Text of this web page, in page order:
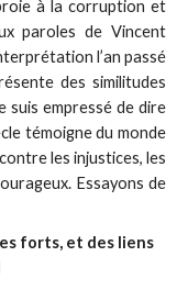
à la corruption et
paroles de Vincent
l’an passé
des similitudes
suis empressé de dire
témoigne du monde
les injustices, les
Essayons de
forts, et des liens